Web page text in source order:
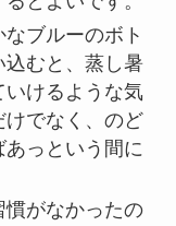
ブルーのボト
込むと、蒸し暑
いけるような気
でなく、のど
っという間に
がなかったの